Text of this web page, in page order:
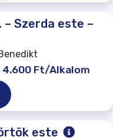
– Szerda este –
4.600 Ft/Alkalom
este